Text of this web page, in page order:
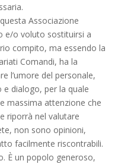
Associazione
e/o voluto sostituirsi a
compito, ma essendo la
Comandi, ha la
l’umore del personale,
dialogo, per la quale
massima attenzione che
riporrà nel valutare
non sono opinioni,
facilmente riscontrabili.
È un popolo generoso,